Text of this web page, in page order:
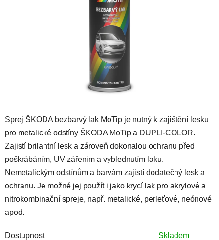
Sprej ŠKODA bezbarvý lak MoTip je nutný k zajištění lesku
pro metalické odstíny ŠKODA MoTip a DUPLI-COLOR.
Zajistí brilantní lesk a zároveň dokonalou ochranu před
poškrábáním, UV zářením a vyblednutím laku.
Nemetalickým odstínům a barvám zajistí dodatečný lesk a
ochranu. Je možné jej použít i jako krycí lak pro akrylové a
nitrokombinační spreje, např. metalické, perleťové, neónové
apod.
Dostupnost
Skladem